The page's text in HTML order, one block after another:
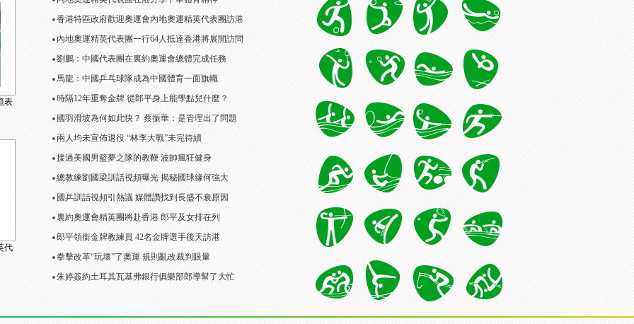
表
代
香港特區政府歡迎奧運會內地奧運精英代表團訪港
內地奧運精英代表團一行64人抵達香港將展開訪問
劉鵬：中國代表團在裏約奧運會總體完成任務
馬龍：中國乒乓球隊成為中國體育一面旗幟
時隔12年重奪金牌 從郎平身上能學點兒什麼？
國羽滑坡為何如此快？ 蔡振華：是管理出了問題
兩人均未宣佈退役 “林李大戰”未完待續
接過美國男籃夢之隊的教鞭 波帥瘋狂健身
總教練劉國梁訓話視頻曝光 揭秘國球緣何強大
國乒訓話視頻引熱議 媒體讚找到長盛不衰原因
裏約奧運會精英團將赴香港 郎平及女排在列
郎平領銜金牌教練員 42名金牌選手後天訪港
拳擊改革“玩壞”了奧運 規則亂改裁判眼暈
朱婷簽約土耳其瓦基弗銀行俱樂部郎導幫了大忙